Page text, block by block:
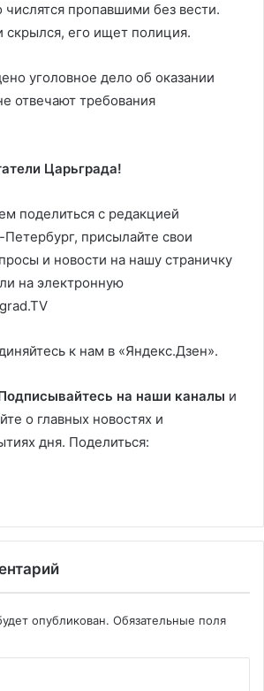
пропавшими без вести.
скрылся, его ищет полиция.
уголовное дело об оказании
отвечают требования
Царьграда!
поделиться с редакцией
присылайте свои
и новости на нашу страничку
на электронную
к нам в «Яндекс.Дзен».
на наши каналы и
о главных новостях и
дня. Поделиться:
опубликован. Обязательные поля